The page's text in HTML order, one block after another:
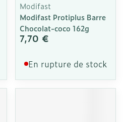
Modifast
Modifast Protiplus Barre
Chocolat-coco 162g
7,70 €
En rupture de stock